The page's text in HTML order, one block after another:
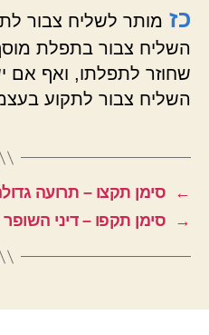
כז מותר לשליח צבור
השליח צבור בתפלת
שחוזר לתפלתו, ואף
השליח צבור לתקוע
←
סימן תקצו – תרועה
→
סימן תקפו – דיני